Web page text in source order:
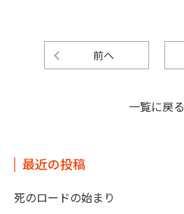
前へ
一覧に戻る
最近の投稿
死のロードの始まり